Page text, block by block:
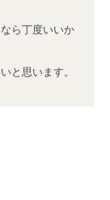
ら丁度いいか
と思います。